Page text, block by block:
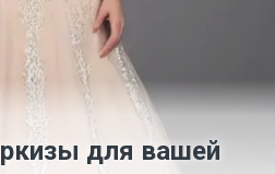
для вашей